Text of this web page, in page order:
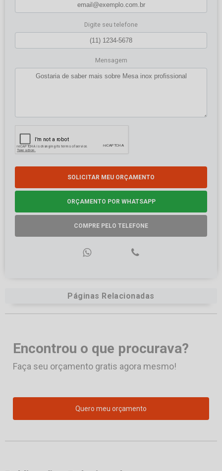
Digite seu telefone
Mensagem
SOLICITAR MEU ORÇAMENTO
ORÇAMENTO POR WHATSAPP
COMPRE PELO TELEFONE
Páginas Relacionadas
Encontrou o que procurava?
Faça seu orçamento gratis agora mesmo!
Quero meu orçamento